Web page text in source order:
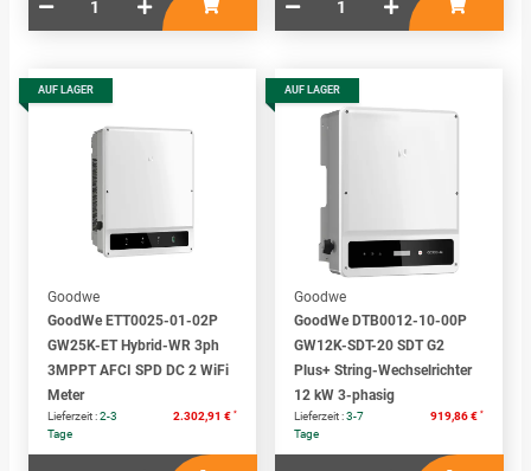
AUF LAGER
Goodwe
GoodWe ETT0025-01-02P
GW25K-ET Hybrid-WR 3ph
3MPPT AFCI SPD DC 2 WiFi
Meter
Lieferzeit :2-3
Tage
2.302,91 € *
AUF LAGER
Goodwe
GoodWe DTB0012-10-00P
GW12K-SDT-20 SDT G2
Plus+ String-Wechselrichter
12 kW 3-phasig
Lieferzeit :3-7
Tage
919,86 € *